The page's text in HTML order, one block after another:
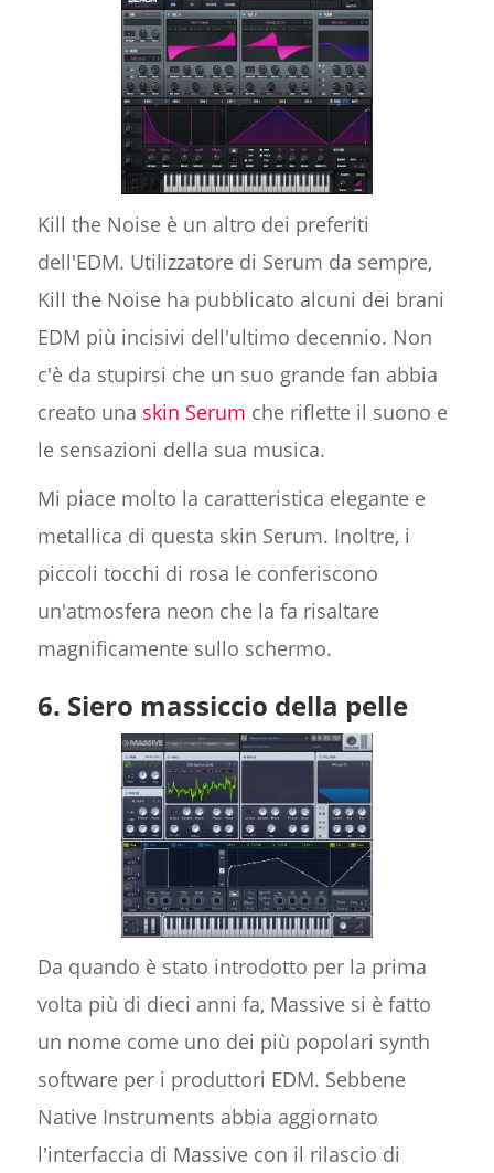
Kill the Noise è un altro dei preferiti
dell'EDM. Utilizzatore di Serum da sempre,
Kill the Noise ha pubblicato alcuni dei brani
EDM più incisivi dell'ultimo decennio. Non
c'è da stupirsi che un suo grande fan abbia
creato una skin Serum che riflette il suono e
le sensazioni della sua musica.
Mi piace molto la caratteristica elegante e
metallica di questa skin Serum. Inoltre, i
piccoli tocchi di rosa le conferiscono
un'atmosfera neon che la fa risaltare
magnificamente sullo schermo.
6. Siero massiccio della pelle
Da quando è stato introdotto per la prima
volta più di dieci anni fa, Massive si è fatto
un nome come uno dei più popolari synth
software per i produttori EDM. Sebbene
Native Instruments abbia aggiornato
l'interfaccia di Massive con il rilascio di